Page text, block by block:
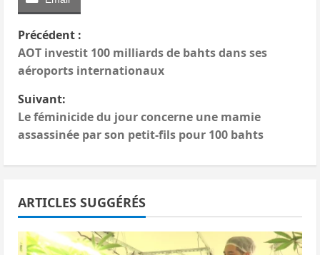
N
a
v
i
g
t
Précédent :
AOT investit 100 milliards de bahts dans ses
aéroports internationaux
Suivant:
Le féminicide du jour concerne une mamie
assassinée par son petit-fils pour 100 bahts
ARTICLES SUGGÉRÉS